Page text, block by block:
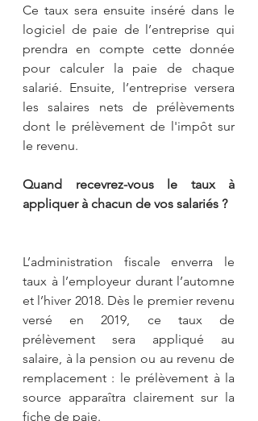
Ce taux sera ensuite inséré dans le
logiciel de paie de l’entreprise qui
prendra en compte cette donnée
pour calculer la paie de chaque
salarié. Ensuite, l’entreprise versera
les salaires nets de prélèvements
dont le prélèvement de l'impôt sur
le revenu.
Quand recevrez-vous le taux à
appliquer à chacun de vos salariés ?
L’administration fiscale enverra le
taux à l’employeur durant l’automne
et l’hiver 2018. Dès le premier revenu
versé en 2019, ce taux de
prélèvement sera appliqué au
salaire, à la pension ou au revenu de
remplacement : le prélèvement à la
source apparaîtra clairement sur la
fiche de paie.